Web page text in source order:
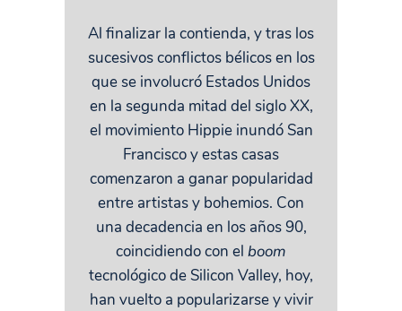
Al finalizar la contienda, y tras los
sucesivos conflictos bélicos en los
que se involucró Estados Unidos
en la segunda mitad del siglo XX,
el movimiento Hippie inundó San
Francisco y estas casas
comenzaron a ganar popularidad
entre artistas y bohemios. Con
una decadencia en los años 90,
coincidiendo con el boom
tecnológico de Silicon Valley, hoy,
han vuelto a popularizarse y vivir